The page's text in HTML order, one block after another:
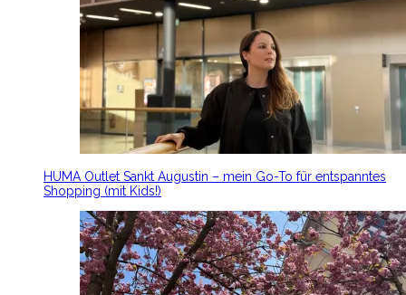
HUMA Outlet Sankt Augustin – mein Go-To für entspanntes
Shopping (mit Kids!)